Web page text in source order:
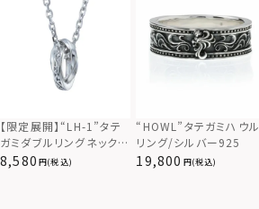
【限定展開】“LH-1”タテ
ガミダブルリングネックレ
ス（ツイスト/シルバー）/
8,580 (税込)
“HOWL”タテガミハウル
リング/シルバー925
19,800 (税込)